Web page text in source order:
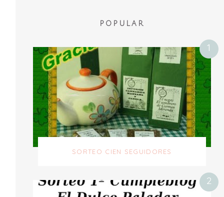
POPULAR
SORTEO CIEN SEGUIDORES